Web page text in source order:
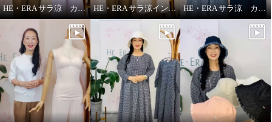
HE・ERA サラ涼 カップ付きインナー HE・ERA サラ涼インナー HE・ERA サラ涼 カップ付きスリップ